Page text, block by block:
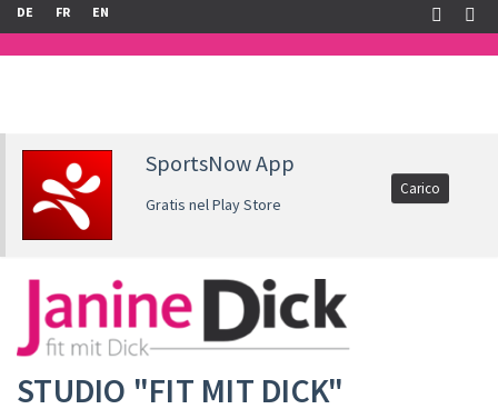
DE FR EN
SportsNow App
Gratis nel Play Store
Carico
STUDIO "FIT MIT DICK"